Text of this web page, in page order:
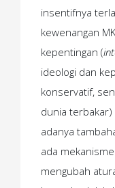
insentifnya
kewenangan
kepentingan (
ideologi dan
konservatif,
dunia
adanya
ada
mengubah